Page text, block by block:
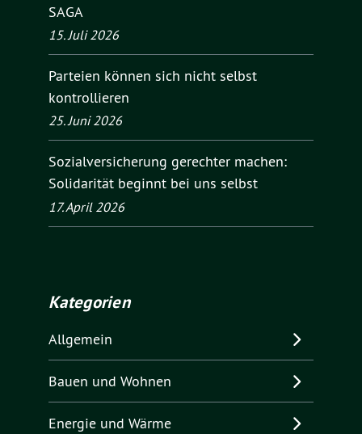
SAGA
15. Juli 2026
Parteien können sich nicht selbst
kontrollieren
25. Juni 2026
Sozialversicherung gerechter machen:
Solidarität beginnt bei uns selbst
17. April 2026
Kategorien
Allgemein
Bauen und Wohnen
Energie und Wärme